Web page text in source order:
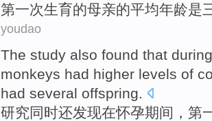
第一次生育的母亲的平均年龄是
youdao
The study also found that during
monkeys had higher levels of
had several offspring.
研究同时还发现在怀孕期间 ，第